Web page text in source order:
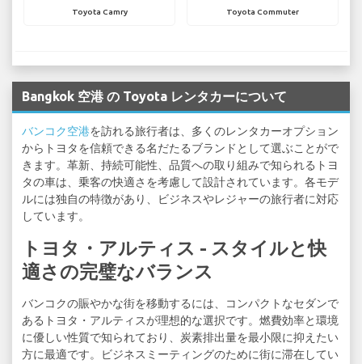
Toyota Camry Toyota Commuter
Bangkok 空港 の Toyota レンタカーについて
バンコク空港を訪れる旅行者は、多くのレンタカーオプション
からトヨタを信頼できる名だたるブランドとして選ぶことがで
きます。革新、持続可能性、品質への取り組みで知られるトヨ
タの車は、乗客の快適さを考慮して設計されています。各モデ
ルには独自の特徴があり、ビジネスやレジャーの旅行者に対応
しています。
トヨタ・アルティス - スタイルと快
適さの完璧なバランス
バンコクの賑やかな街を移動するには、コンパクトなセダンで
あるトヨタ・アルティスが理想的な選択です。燃費効率と環境
に優しい性質で知られており、炭素排出量を最小限に抑えたい
方に最適です。ビジネスミーティングのために街に滞在してい